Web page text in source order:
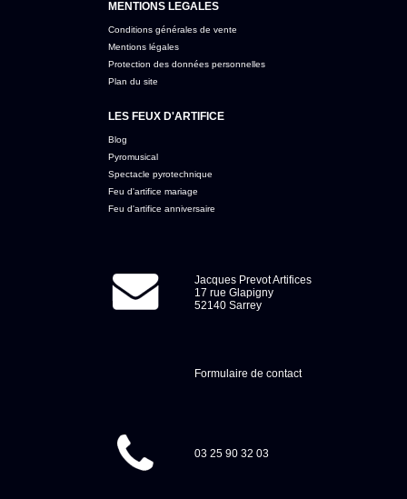
MENTIONS LEGALES
Conditions générales de vente
Mentions légales
Protection des données personnelles
Plan du site
LES FEUX D'ARTIFICE
Blog
Pyromusical
Spectacle pyrotechnique
Feu d'artifice mariage
Feu d'artifice anniversaire
Jacques Prevot Artifices
17 rue Glapigny
52140 Sarrey
Formulaire de contact
03 25 90 32 03